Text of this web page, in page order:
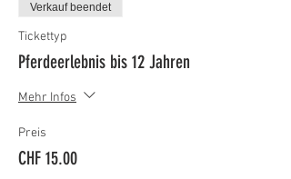
Verkauf beendet
Tickettyp
Pferdeerlebnis bis 12 Jahren
Mehr Infos
Preis
CHF 15.00